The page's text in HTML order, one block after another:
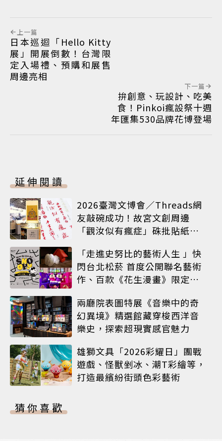
上一篇
日本巡迴「Hello Kitty
展」開展倒數！台灣限
定入場禮、預購和展售
周邊亮相
下一篇
拚創意、玩設計、吃美
食！Pinkoi瘋設祭十週
年匯集530品牌花博登場
延伸閱讀
2026臺灣文博會／Threads網
友敲碗成功！故宮文創周邊
「觀汝似有瘋症」硃批貼紙搶
「走進史努比的藝術人生 」快
閃台北松菸 首度公開聯名藝術
作、百款《花生漫畫》限定商
兩廳院表圖特展《音樂中的奇
幻異境》精選館藏穿梭西洋音
樂史，探索超現實感官魅力
雄獅文具「2026彩耀日」團戰
遊戲、怪獸剉冰、潮T彩繪等，
打造最繽紛街頭色彩藝術
猜你喜歡